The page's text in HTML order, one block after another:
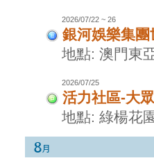
2026/07/22 ~ 26
銀河娛樂集
地點: 澳門東
2026/07/25
活力社區-大
地點: 綠楊花